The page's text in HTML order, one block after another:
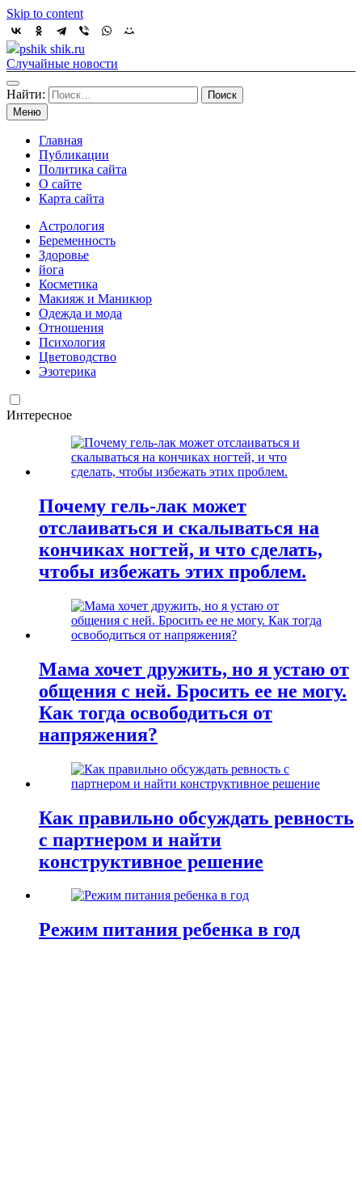
Skip to content
pshik shik.ru
Случайные новости
Найти:
Меню
Главная
Публикации
Политика сайта
О сайте
Карта сайта
Астрология
Беременность
Здоровье
йога
Косметика
Макияж и Маникюр
Одежда и мода
Отношения
Психология
Цветоводство
Эзотерика
Интересное
Почему гель-лак может
отслаиваться и скалываться на
кончиках ногтей, и что сделать,
чтобы избежать этих проблем.
Мама хочет дружить, но я устаю от
общения с ней. Бросить ее не могу.
Как тогда освободиться от
напряжения?
Как правильно обсуждать ревность
с партнером и найти
конструктивное решение
Режим питания ребенка в год